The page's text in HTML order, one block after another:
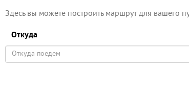
Здесь вы можете построить маршрут для вашего
Откуда